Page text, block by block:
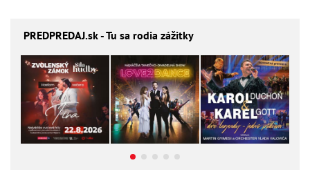
PREDPREDAJ.sk - Tu sa rodia zážitky